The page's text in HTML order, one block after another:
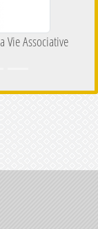
Vie Associative